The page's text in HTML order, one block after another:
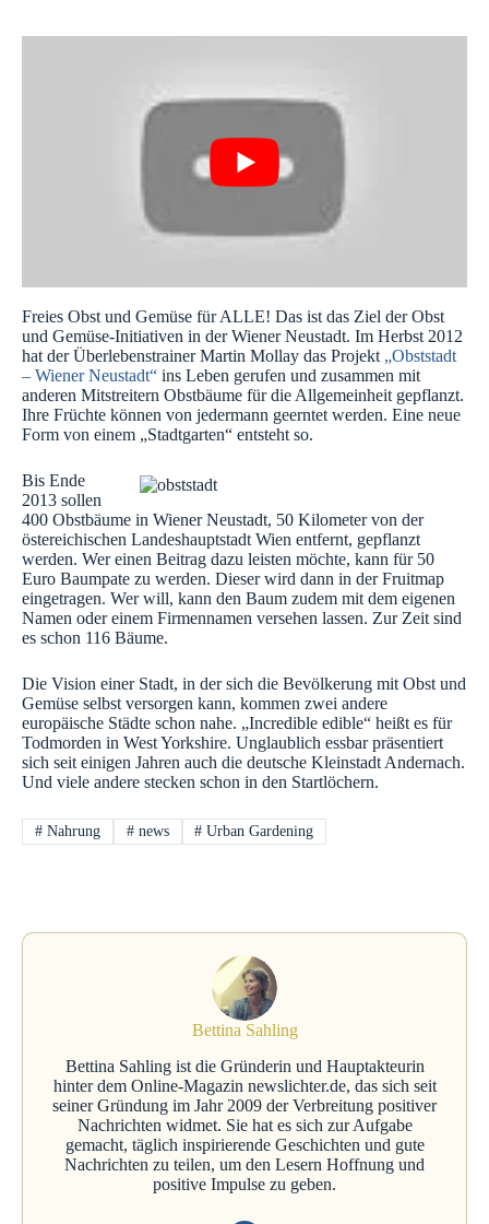
Freies Obst und Gemüse für ALLE! Das ist das Ziel der Obst
und Gemüse-Initiativen in der Wiener Neustadt. Im Herbst 2012
hat der Überlebenstrainer Martin Mollay das Projekt „Obststadt
– Wiener Neustadt“ ins Leben gerufen und zusammen mit
anderen Mitstreitern Obstbäume für die Allgemeinheit gepflanzt.
Ihre Früchte können von jedermann geerntet werden. Eine neue
Form von einem „Stadtgarten“ entsteht so.
Bis Ende
2013 sollen
400 Obstbäume in Wiener Neustadt, 50 Kilometer von der
östereichischen Landeshauptstadt Wien entfernt, gepflanzt
werden. Wer einen Beitrag dazu leisten möchte, kann für 50
Euro Baumpate zu werden. Dieser wird dann in der Fruitmap
eingetragen. Wer will, kann den Baum zudem mit dem eigenen
Namen oder einem Firmennamen versehen lassen. Zur Zeit sind
es schon 116 Bäume.
Die Vision einer Stadt, in der sich die Bevölkerung mit Obst und
Gemüse selbst versorgen kann, kommen zwei andere
europäische Städte schon nahe. „Incredible edible“ heißt es für
Todmorden in West Yorkshire. Unglaublich essbar präsentiert
sich seit einigen Jahren auch die deutsche Kleinstadt Andernach.
Und viele andere stecken schon in den Startlöchern.
#Nahrung #news # Urban Gardening
Bettina Sahling
Bettina Sahling ist die Gründerin und Hauptakteurin
hinter dem Online-Magazin newslichter.de, das sich seit
seiner Gründung im Jahr 2009 der Verbreitung positiver
Nachrichten widmet. Sie hat es sich zur Aufgabe
gemacht, täglich inspirierende Geschichten und gute
Nachrichten zu teilen, um den Lesern Hoffnung und
positive Impulse zu geben.